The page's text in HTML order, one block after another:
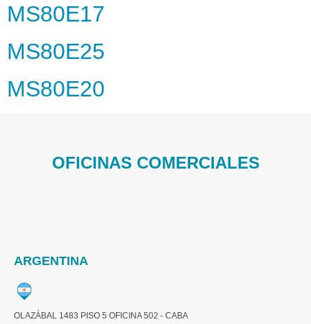
MS80E17
MS80E25
MS80E20
OFICINAS COMERCIALES
ARGENTINA
OLAZÁBAL 1483 PISO 5 OFICINA 502 - CABA